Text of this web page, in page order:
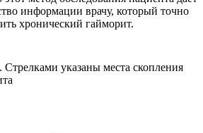
информации врачу, который точно
хронический гайморит.
указаны места скопления